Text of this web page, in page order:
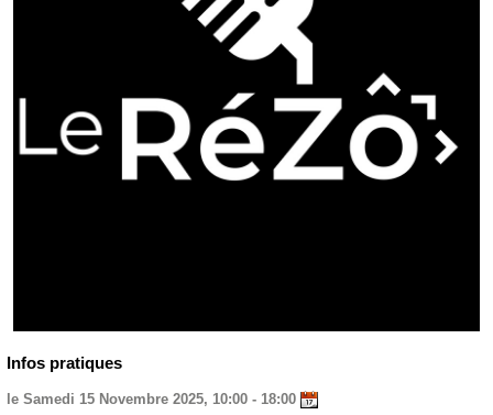
Infos pratiques
le Samedi 15 Novembre 2025, 10:00 - 18:00